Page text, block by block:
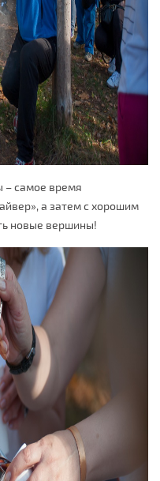
– самое время
а затем с хорошим
новые вершины!